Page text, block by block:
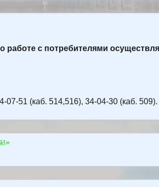
с потребителями
51 (каб. 514,516), 34-04-30 (каб. 509).